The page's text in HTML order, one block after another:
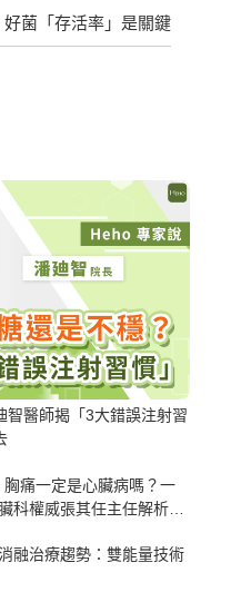
菌「存活率」是關鍵
智醫師揭「3大錯誤注射習
胸痛一定是心臟病嗎？一
科權威張其任主任解析支
融治療趨勢：雙能量技術